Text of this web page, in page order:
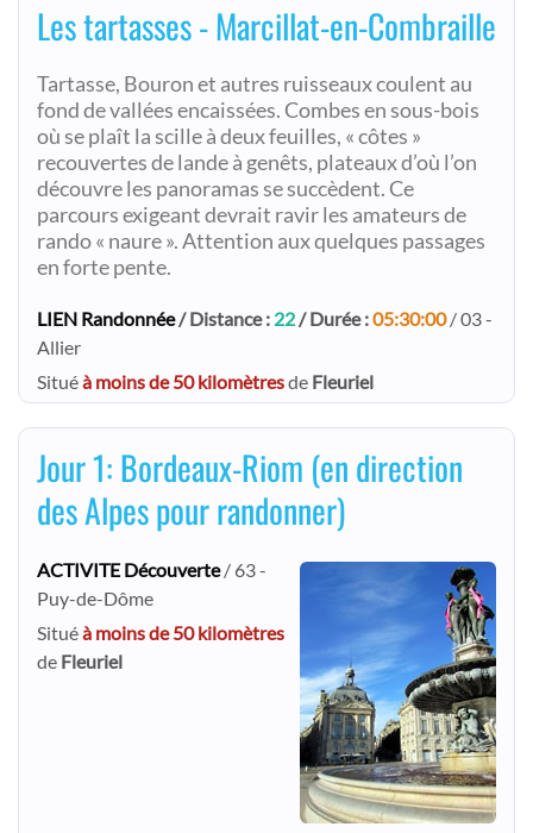
Les tartasses - Marcillat-en-Combraille
Tartasse, Bouron et autres ruisseaux coulent au
fond de vallées encaissées. Combes en sous-bois
où se plaît la scille à deux feuilles, « côtes »
recouvertes de lande à genêts, plateaux d’où l’on
découvre les panoramas se succèdent. Ce
parcours exigeant devrait ravir les amateurs de
rando « naure ». Attention aux quelques passages
en forte pente.
LIEN Randonnée/ Distance : 22/ Durée :05:30:00/ 03 -
Allier
Situéà moins de 50 kilomètresde Fleuriel
Jour 1: Bordeaux-Riom (en direction
des Alpes pour randonner)
ACTIVITE Découverte/ 63 -
Puy-de-Dôme
Situéà moins de 50 kilomètres
de Fleuriel